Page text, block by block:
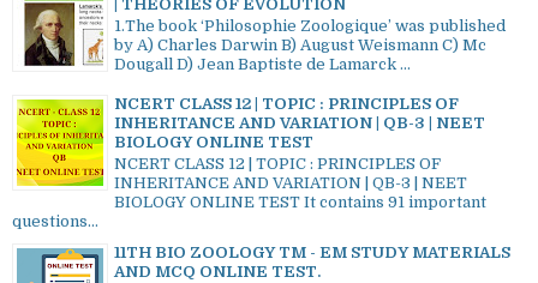
| THEORIES OF EVOLUTION
1.The book ‘Philosophie Zoologique’ was published
by A) Charles Darwin B) August Weismann C) Mc
Dougall D) Jean Baptiste de Lamarck ...
NCERT CLASS 12 | TOPIC : PRINCIPLES OF
INHERITANCE AND VARIATION | QB-3 | NEET
BIOLOGY ONLINE TEST
NCERT CLASS 12 | TOPIC : PRINCIPLES OF
INHERITANCE AND VARIATION | QB-3 | NEET
BIOLOGY ONLINE TEST It contains 91 important
questions...
11TH BIO ZOOLOGY TM - EM STUDY MATERIALS
AND MCQ ONLINE TEST.